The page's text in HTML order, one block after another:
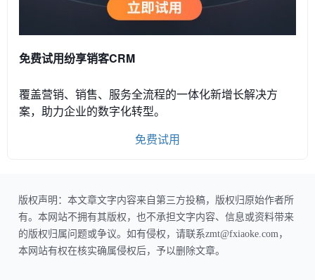
免费试用纷享销客CRM
覆盖营销、销售、服务全流程的一体化新增长解决方
案，助力企业的数字化转型。
免费试用
版权声明：本文章文字内容来自第三方投稿，版权归原始作者所
有。本网站不拥有其版权，也不承担文字内容、信息或资料带来
的版权归属问题或争议。如有侵权，请联系zmt@fxiaoke.com，
本网站有权在核实确属侵权后，予以删除文章。